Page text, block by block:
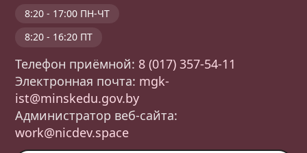
8:20 - 17:00 ПН-ЧТ
8:20 - 16:20 ПТ
Телефон приёмной: 8 (017) 357-54-11
Электронная почта: mgk-
ist@minskedu.gov.by
Администратор веб-сайта:
work@nicdev.space